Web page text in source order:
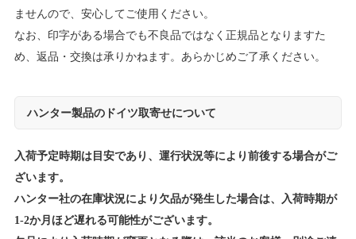
ませんので、安心してご使用ください。
なお、印字がある場合でも不良品ではなく正規品となりますた
め、返品・交換は承りかねます。あらかじめご了承ください。
ハンター製品のドイツ取寄せについて
入荷予定時期は目安であり、運行状況等により前後する場合がご
ざいます。
ハンター社の在庫状況により欠品が発生した場合は、入荷時期が
1-2か月ほど遅れる可能性がございます。